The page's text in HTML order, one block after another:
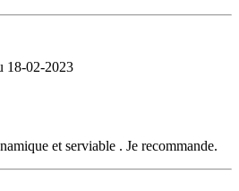
18-02-2023
et serviable . Je recommande.